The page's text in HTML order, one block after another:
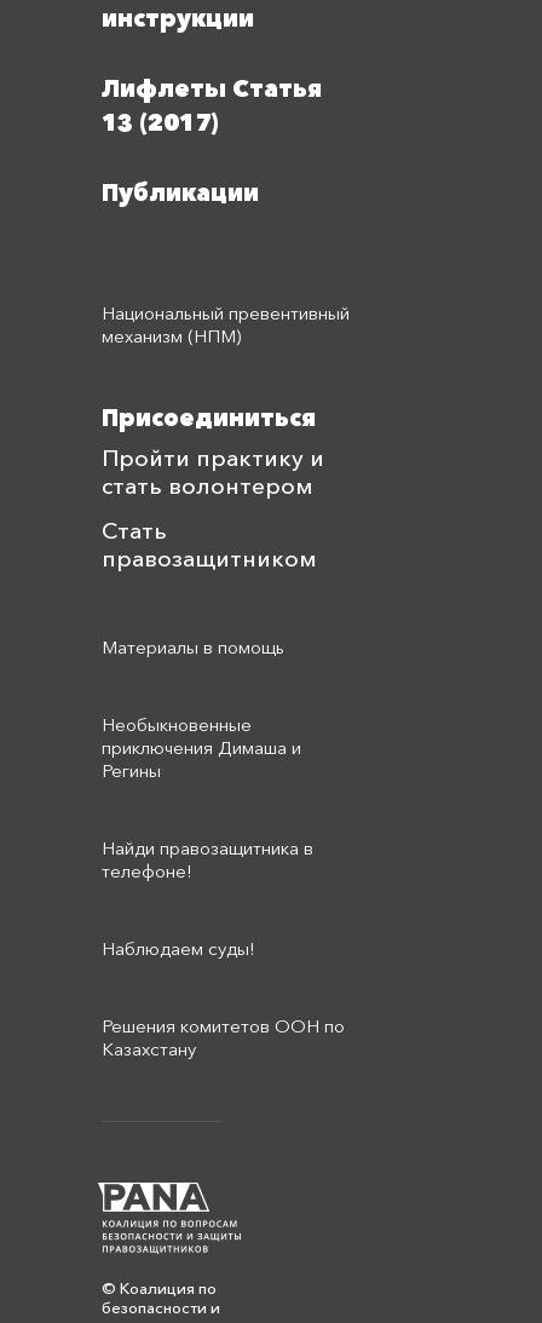
© Коалиция по
безопасности и
инструкции
Лифлеты Статья
13 (2017)
Публикации
Национальный превентивный
механизм (НПМ)
Присоединиться
Пройти практику и
стать волонтером
Стать
правозащитником
Материалы в помощь
Необыкновенные
приключения Димаша и
Регины
Найди правозащитника в
телефоне!
Наблюдаем суды!
Решения комитетов ООН по
Казахстану